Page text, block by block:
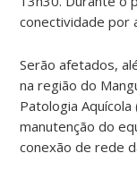
conectividade por
Serão afetados,
na região do
Patologia
manutenção do
conexão de rede